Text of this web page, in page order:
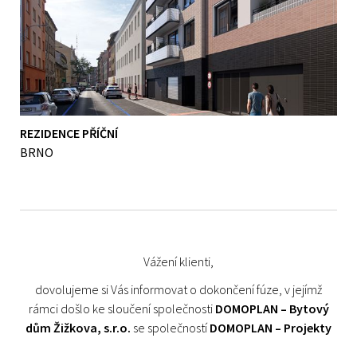
REZIDENCE PŘÍČNÍ
BRNO
Vážení klienti,
dovolujeme si Vás informovat o dokončení fúze, v jejímž
rámci došlo ke sloučení společnosti DOMOPLAN – Bytový
dům Žižkova, s.r.o. se společností DOMOPLAN – Projekty